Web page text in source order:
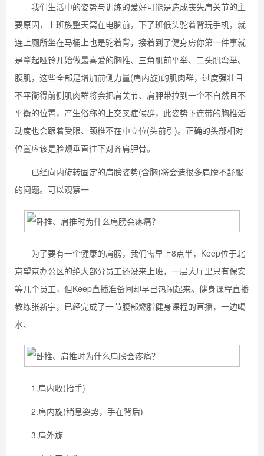
我们生活中的姿势与训练的爱好可能是造成丧失肩关节的主
要原因，上班族整天窝在电脑前，下了班低头驼着背玩手机，就
连上厕所坐在马桶上也是驼着背，接着到了健身房你第一件事就
是拿起哑铃开始做最喜爱的胸推、三角肌前平举、二头肌弯举、
腹肌，这些全部是增加前侧力量(肩内旋)的肌肉群，过度强壮且
不平衡得前侧肌肉群将会把肩关节、肩胛带拉到一个不自然且不
平衡的位置，产生俗称的上交叉症候群，此姿势下连带的胸椎活
动度也会跟着受限、颈椎不在中立位(头前引)。正确的头部相对
位置应该是脸颊垂直往下对齐肩胛骨。
已经向内旋转固定的肩膀姿势(含胸)将会造很多肩膀不舒服
的问题。可以观察一
为了要有一个健康的肩膀，我们需早上8点半，Keep位于北
京望京办公区的绝大部分员工还没来上班，一层大厅里只有保安
等几个员工，但Keep直播准备间却早已热闹起来。健身课程直播
教练张新宇，已经完成了一节腹部燃脂健身课程的直播，一边喝
水、
1.肩内收(抬手)
2.肩内旋(稍息姿势，手在背后)
3.肩外旋